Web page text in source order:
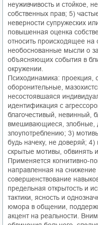
неуживчивость и стойкое,
собственных прав; 5)
неверности супружеских
повышенная оценка
относить происходящее на
необоснованные мысли о
объясняющих события в
окружении.
Психодинамика: проекция,
оборонительные,
несостоявшаяся
идентификация с
благочестивый, невинный,
вмешивающиеся, злобные,
злоупотреблению; 3)
будь начеку, не доверяй;
скрытые мотивы, обвинять
Применяется когнитивно-
направленная на
совершенствование
предельная открытость и
тактики, ясность и
юмора в общении,
акцент на реальности.